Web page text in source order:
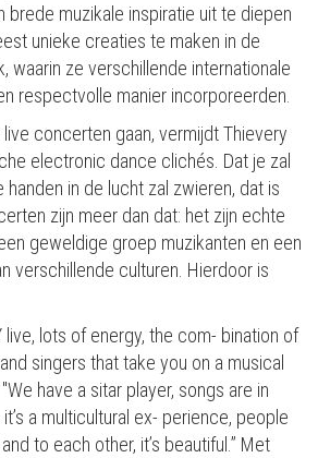
brede muzikale inspiratie uit te diepen
unieke creaties te maken in de
waarin ze verschillende internationale
respectvolle manier incorporeerden.
concerten gaan, vermijdt Thievery
electronic dance clichés. Dat je zal
handen in de lucht zal zwieren, dat is
zijn meer dan dat: het zijn echte
geweldige groep muzikanten en een
verschillende culturen. Hierdoor is
live, lots of energy, the com- bination of
singers that take you on a musical
have a sitar player, songs are in
a multicultural ex- perience, people
to each other, it’s beautiful.” Met